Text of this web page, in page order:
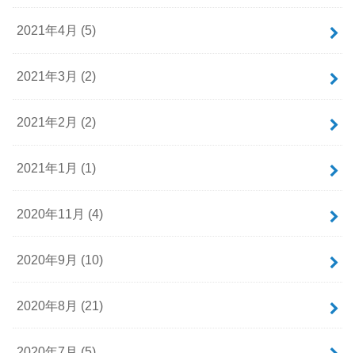
2021年4月 (5)
2021年3月 (2)
2021年2月 (2)
2021年1月 (1)
2020年11月 (4)
2020年9月 (10)
2020年8月 (21)